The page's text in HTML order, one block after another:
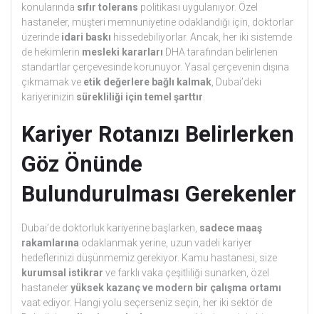
konularında sıfır tolerans politikası uygulanıyor. Özel
hastaneler, müşteri memnuniyetine odaklandığı için, doktorlar
üzerinde idari baskı hissedebiliyorlar. Ancak, her iki sistemde
de hekimlerin mesleki kararları DHA tarafından belirlenen
standartlar çerçevesinde korunuyor. Yasal çerçevenin dışına
çıkmamak ve etik değerlere bağlı kalmak , Dubai’deki
kariyerinizin sürekliliği için temel şarttır
Kariyer Rotanızı Belirlerken
Göz Önünde
Bulundurulması Gerekenler
Dubai’de doktorluk kariyerine başlarken, sadece maaş
rakamlarına odaklanmak yerine, uzun vadeli kariyer
hedeflerinizi düşünmemiz gerekiyor. Kamu hastanesi, size
kurumsal istikrar ve farklı vaka çeşitliliği sunarken, özel
hastaneleryüksek kazanç ve modern bir çalışma ortamı
vaat ediyor. Hangi yolu seçerseniz seçin, her iki sektör de